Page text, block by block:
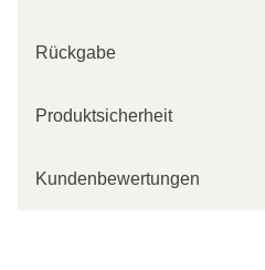
Rückgabe
Produktsicherheit
Kundenbewertungen